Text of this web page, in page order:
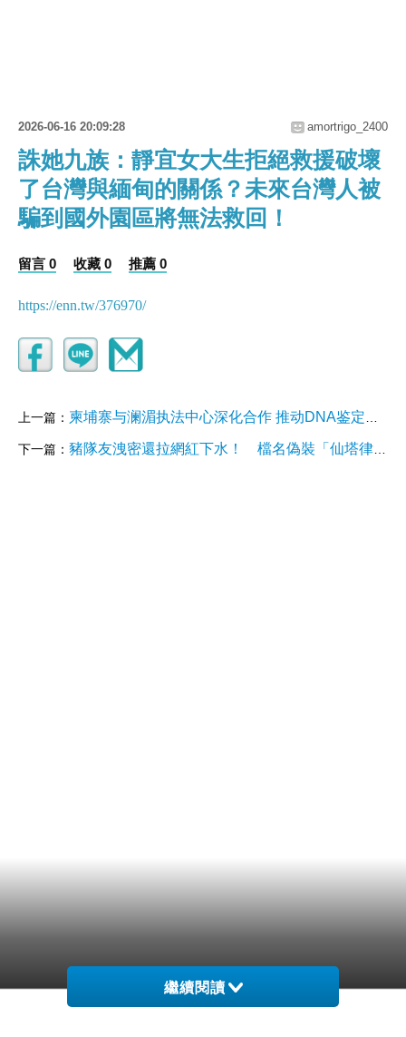
2026-06-16 20:09:28 amortrigo_2400
誅她九族：靜宜女大生拒絕救援破壞
了台灣與緬甸的關係？未來台灣人被
騙到國外園區將無法救回！
留言 0 收藏 0 推薦 0
https://enn.tw/376970/
上一篇： 柬埔寨与澜湄执法中心深化合作 推动DNA鉴定等技术共享
下一篇： 豬隊友洩密還拉網紅下水！ 檔名偽裝「仙塔律師收4000萬」被識破 北檢怒求刑8個月
繼續閱讀